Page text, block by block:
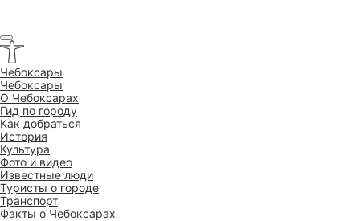
Чебоксары
Чебоксары
O Чебоксарах
Гид по городу
Как добраться
История
Культура
Фото и видео
Известные люди
Туристы о городе
Транспорт
Факты о Чебоксарах